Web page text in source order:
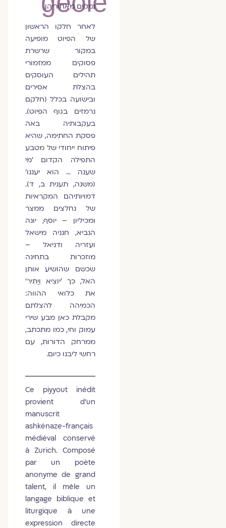
נמקים מאחוריהן.
לאחר חלקו הראשון
של הפיוט מופיעה
במקור שרשרת
פסוקים ממזמורי
תהילים העוסקים
בהצלת אסירים
ובישועה בכלל (חלקם
נרמזים בגוף הפיוט).
בעקבותיה באה
פסקת החתימה, שהיא
פיתוח ייחודי של מטבע
התפילה הקדום 'מי
שענה … הוא יעננו'
(משנה, תענית ב, ד).
דמויותיהם המקראיות
של נחלצים ממצר
ומכיליון – יוסף, יונה
הנביא, חנניה מישאל
ועזריה ודניאל –
מוזכרות בתחינה
שכשם שהושיע אותן
האל, כך 'יוֹצִיא וְיַתִּיר'
את כלואי ההווה:
הכמיהה להצלתם
מקבלת כאן מבע שירי
עמוק וחי, כמו מתכתב,
ממרחק הדורות, עם
רחשי ליבנו כיום.
Ce piyyout inédit
provient d’un
manuscrit
ashkénaze-français
médiéval conservé
à Zurich. Composé
par un poète
anonyme de grand
talent, il mêle un
langage biblique et
liturgique à une
expression directe